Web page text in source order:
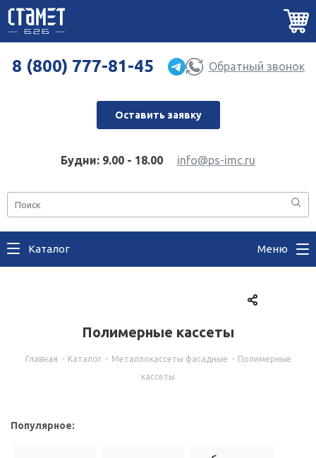
8 (800) 777-81-45 Обратный звонок
Оставить заявку
Будни: 9.00 - 18.00 info@ps-imc.ru
Каталог Меню
Полимерные кассеты
Главная - Каталог - Металлокассеты фасадные - Полимерные
кассеты
Популярное: